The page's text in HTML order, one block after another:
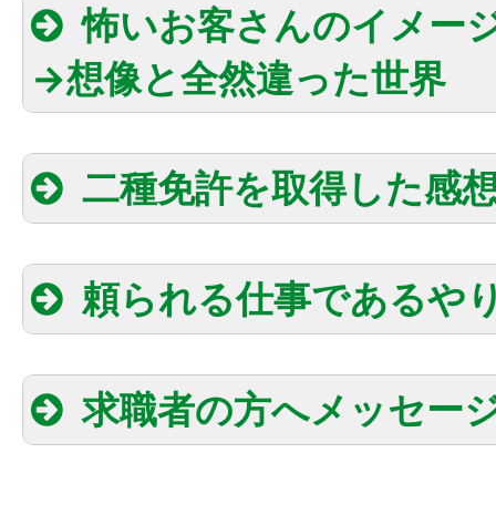
怖いお客さんのイメー
→想像と全然違った世界
二種免許を取得した感
頼られる仕事であるや
求職者の方へメッセー